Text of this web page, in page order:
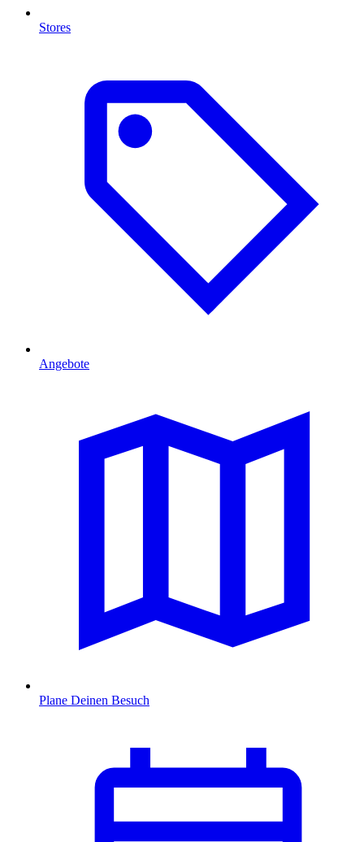
Stores
Angebote
Plane Deinen Besuch